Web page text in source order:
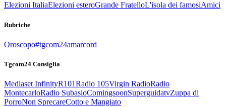
Elezioni ItaliaElezioni esteroGrande FratelloL'isola dei famosiAmici
Rubriche
Oroscopo#tgcom24amarcord
Tgcom24 Consiglia
Mediaset InfinityR101Radio 105Virgin RadioRadio
MontecarloRadio SubasioComingsoonSuperguidatvZuppa di
PorroNon SprecareCotto e Mangiato